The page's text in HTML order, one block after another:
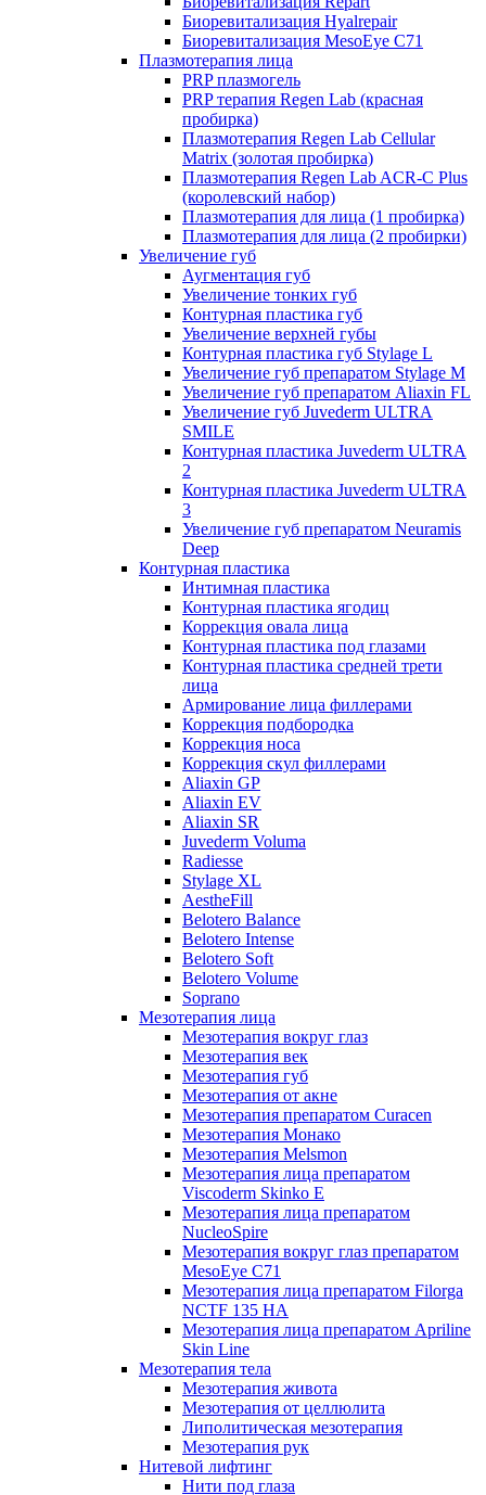
Биоревитализация Hyalrepair
Биоревитализация MesoEye C71
Плазмотерапия лица
PRP плазмогель
PRP терапия Regen Lab (красная
пробирка)
Плазмотерапия Regen Lab Cellular
Matrix (золотая пробирка)
Плазмотерапия Regen Lab ACR-C Plus
(королевский набор)
Плазмотерапия для лица (1 пробирка)
Плазмотерапия для лица (2 пробирки)
Увеличение губ
Аугментация губ
Увеличение тонких губ
Контурная пластика губ
Увеличение верхней губы
Контурная пластика губ Stylage L
Увеличение губ препаратом Stylage M
Увеличение губ препаратом Aliaxin FL
Увеличение губ Juvederm ULTRA
SMILE
Контурная пластика Juvederm ULTRA
2
Контурная пластика Juvederm ULTRA
3
Увеличение губ препаратом Neuramis
Deep
Контурная пластика
Интимная пластика
Контурная пластика ягодиц
Коррекция овала лица
Контурная пластика под глазами
Контурная пластика средней трети
лица
Армирование лица филлерами
Коррекция подбородка
Коррекция носа
Коррекция скул филлерами
Aliaxin GP
Aliaxin EV
Aliaxin SR
Juvederm Voluma
Radiesse
Stylage XL
AestheFill
Belotero Balance
Belotero Intense
Belotero Soft
Belotero Volume
Soprano
Мезотерапия лица
Мезотерапия вокруг глаз
Мезотерапия век
Мезотерапия губ
Мезотерапия от акне
Мезотерапия препаратом Curacen
Мезотерапия Монако
Мезотерапия Melsmon
Мезотерапия лица препаратом
Viscoderm Skinko E
Мезотерапия лица препаратом
NucleoSpire
Мезотерапия вокруг глаз препаратом
MesoEye С71
Мезотерапия лица препаратом Filorga
NCTF 135 HA
Мезотерапия лица препаратом Apriline
Skin Line
Мезотерапия тела
Мезотерапия живота
Мезотерапия от целлюлита
Липолитическая мезотерапия
Мезотерапия рук
Нитевой лифтинг
Нити под глаза